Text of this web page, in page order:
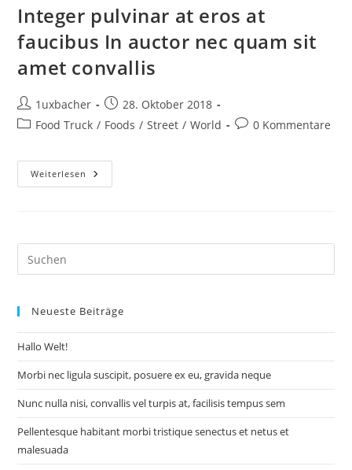
Integer pulvinar at eros at
faucibus In auctor nec quam sit
amet convallis
1uxbacher
28. Oktober 2018
Food Truck / Foods / Street / World 0 Kommentare
Weiterlesen
Neueste Beiträge
Hallo Welt!
Morbi nec ligula suscipit, posuere ex eu, gravida neque
Nunc nulla nisi, convallis vel turpis at, facilisis tempus sem
Pellentesque habitant morbi tristique senectus et netus et
malesuada